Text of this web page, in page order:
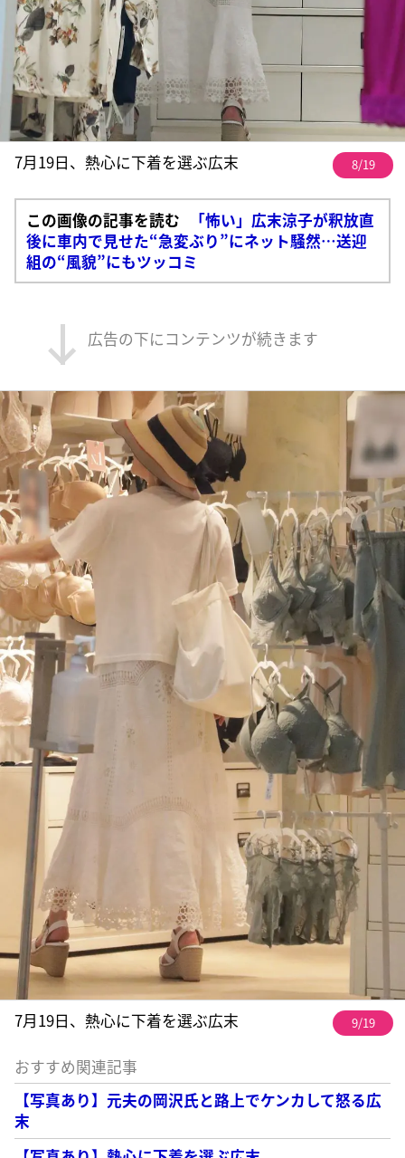
7月19日、熱心に下着を選ぶ広末 8/19
この画像の記事を読む
「怖い」広末涼子が釈放直
後に車内で見せた“急変ぶり”にネット騒然…送迎
組の“風貌”にもツッコミ
広告の下にコンテンツが続きます
7月19日、熱心に下着を選ぶ広末 9/19
おすすめ関連記事
【写真あり】元夫の岡沢氏と路上でケンカして怒る広
末